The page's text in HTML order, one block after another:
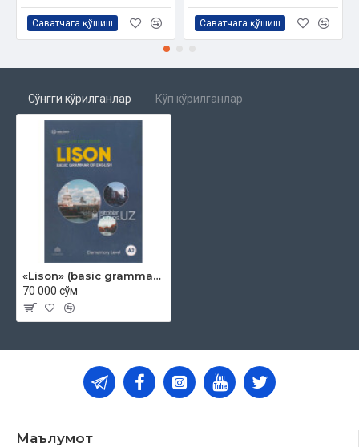
Саватчага қўшиш Саватчага қўшиш
Сўнгги кўрилганлар Кўп кўрилганлар
«Lison» (basic grammar of english) A2
70 000 сўм
Маълумот